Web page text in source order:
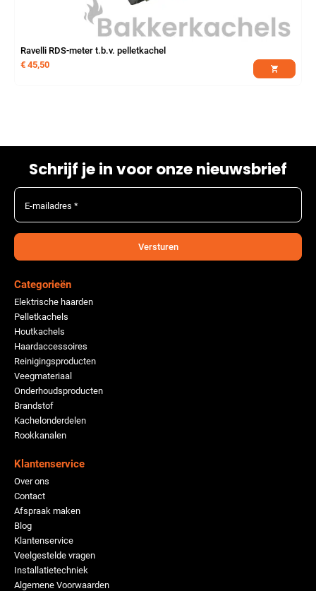
Ravelli RDS-meter t.b.v. pelletkachel
€ 45,50
Schrijf je in voor onze nieuwsbrief
E-mailadres *
Versturen
Categorieën
Elektrische haarden
Pelletkachels
Houtkachels
Haardaccessoires
Reinigingsproducten
Veegmateriaal
Onderhoudsproducten
Brandstof
Kachelonderdelen
Rookkanalen
Klantenservice
Over ons
Contact
Afspraak maken
Blog
Klantenservice
Veelgestelde vragen
Installatietechniek
Algemene Voorwaarden